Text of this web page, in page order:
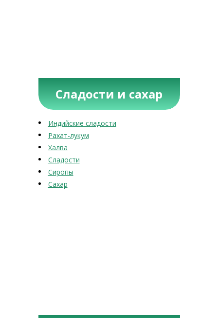
Сладости и сахар
Индийские сладости
Рахат-лукум
Халва
Сладости
Сиропы
Сахар